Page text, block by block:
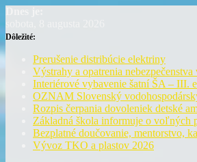
Dôležité:
Prerušenie distribúcie elektriny
Výstrahy a opatrenia
Interiérové vybavenie šatní ŠA – III.
OZNAM Slovenský
Rozpis čerpania dovoleniek detské
Základná škola informuje o voľných
Bezplatné doučovanie, mentorstvo,
Vývoz TKO a plastov 2026